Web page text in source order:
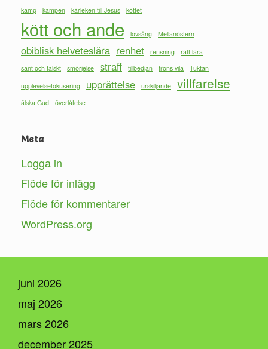
kamp
kampen kärleken till Jesus köttet
kött och ande lovsång Mellanöstern
obiblisk helveteslära renhet rensning
rätt lära
sant och falskt
smörjelse straff tillbedjan trons vila
Tuktan
upplevelsefokusering
upprättelse urskiljande villfarelse
älska Gud överlåtelse
Meta
Logga in
Flöde för inlägg
Flöde för kommentarer
WordPress.org
juni 2026
maj 2026
mars 2026
december 2025